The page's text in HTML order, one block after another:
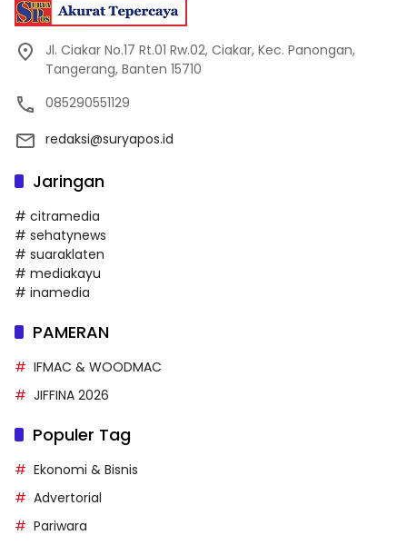
Jl. Ciakar No.17 Rt.01 Rw.02, Ciakar, Kec. Panongan,
Tangerang, Banten 15710
085290551129
redaksi@suryapos.id
Jaringan
# citramedia
# sehatynews
# suaraklaten
# mediakayu
# inamedia
PAMERAN
IFMAC & WOODMAC
JIFFINA 2026
Populer Tag
Ekonomi & Bisnis
Advertorial
Pariwara